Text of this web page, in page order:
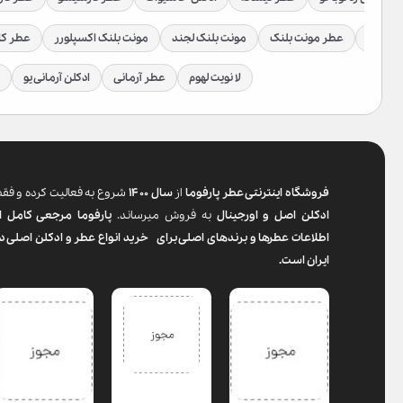
عطر مونت بلنک مونت بلنک لجند مونت بلنک اکسپلورر عطر
لا نویت لهوم عطر آرمانی ادکلن آرمانی یو
فروشگاه اینترنتی عطر پارفوما ازسال ۱۴۰۰
شروع به فعالیت کرده و
ادکلن اصل و اورجینال به فروش میرساند. پارفوما مرجعی کامل
اطلاعات عطرها و برندهای اصلی برای خرید انواع عطر و ادکلن اصلی
ایران است.